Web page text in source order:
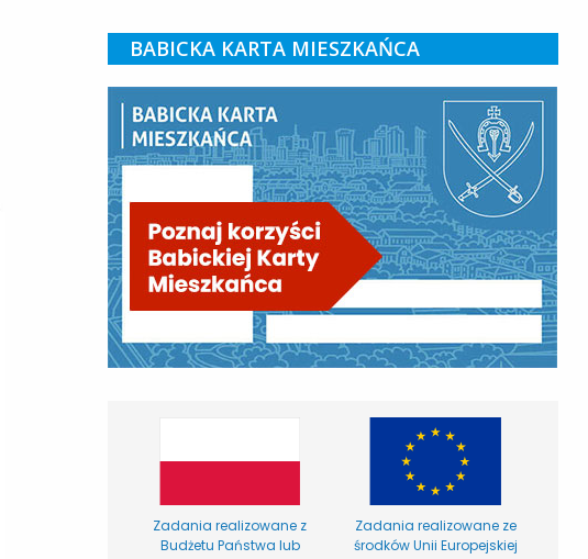
BABICKA KARTA MIESZKAŃCA
Zadania realizowane z
Budżetu Państwa lub
Zadania realizowane ze
środków Unii Europejskiej